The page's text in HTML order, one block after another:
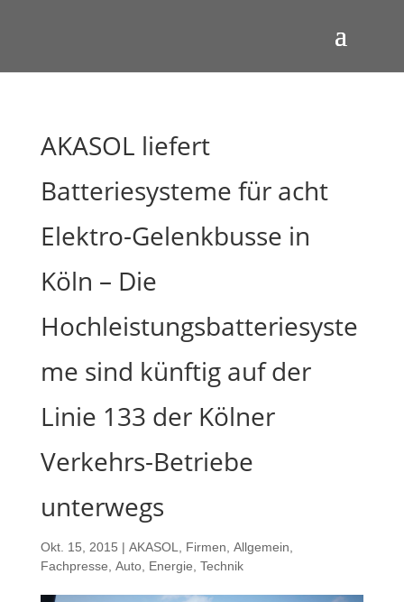
AKASOL liefert
Batteriesysteme für acht
Elektro-Gelenkbusse in
Köln – Die
Hochleistungsbatteriesyste
me sind künftig auf der
Linie 133 der Kölner
Verkehrs-Betriebe
unterwegs
Okt. 15, 2015 | AKASOL Firmen Allgemein
Fachpresse Auto, Energie Technik